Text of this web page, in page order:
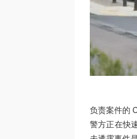
负责案件的
警方正在快